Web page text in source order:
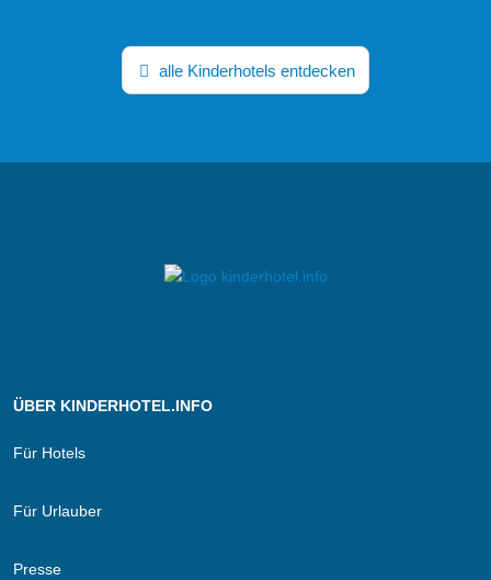
alle Kinderhotels entdecken
ÜBER KINDERHOTEL.INFO
Für Hotels
Für Urlauber
Presse